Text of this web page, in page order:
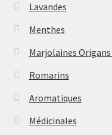
Lavandes
Menthes
Marjolaines
Romarins
Aromatiques
Médicinales